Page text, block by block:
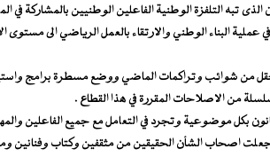
تبه التلفزة الوطنية الفاعلين الوطنيين بالمشاركة في
البناء الوطني والارتقاء بالعمل الرياضي الى مستوى
من شوائب وتراكمات الماضي ووضع مسطرة برامج
من الاصلاحات المقررة في هذا القطاع .
بكل موضوعية وتجرد في التعامل مع جميع الفاعلين
اصحاب الشأن الحقيقين من مثقفين وكتاب وفنانين